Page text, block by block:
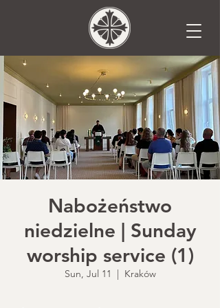
Nabożeństwo
niedzielne | Sunday
worship service (1)
Sun, Jul 11
  |
Kraków